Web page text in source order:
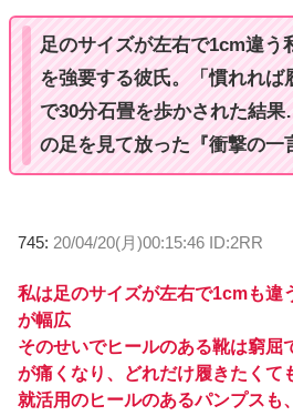
足のサイズが左右で1cm違う
を強要する彼氏。「慣れれば
で30分石畳を歩かされた結
の足を見て放った『衝撃の一
745: 20/04/20(月)00:15:46 ID:2RR
私は足のサイズが左右で1cmも違
が幅広
そのせいでヒールのある靴は窮屈
が痛くなり、どれだけ履きたくて
就活用のヒールのあるパンプスも